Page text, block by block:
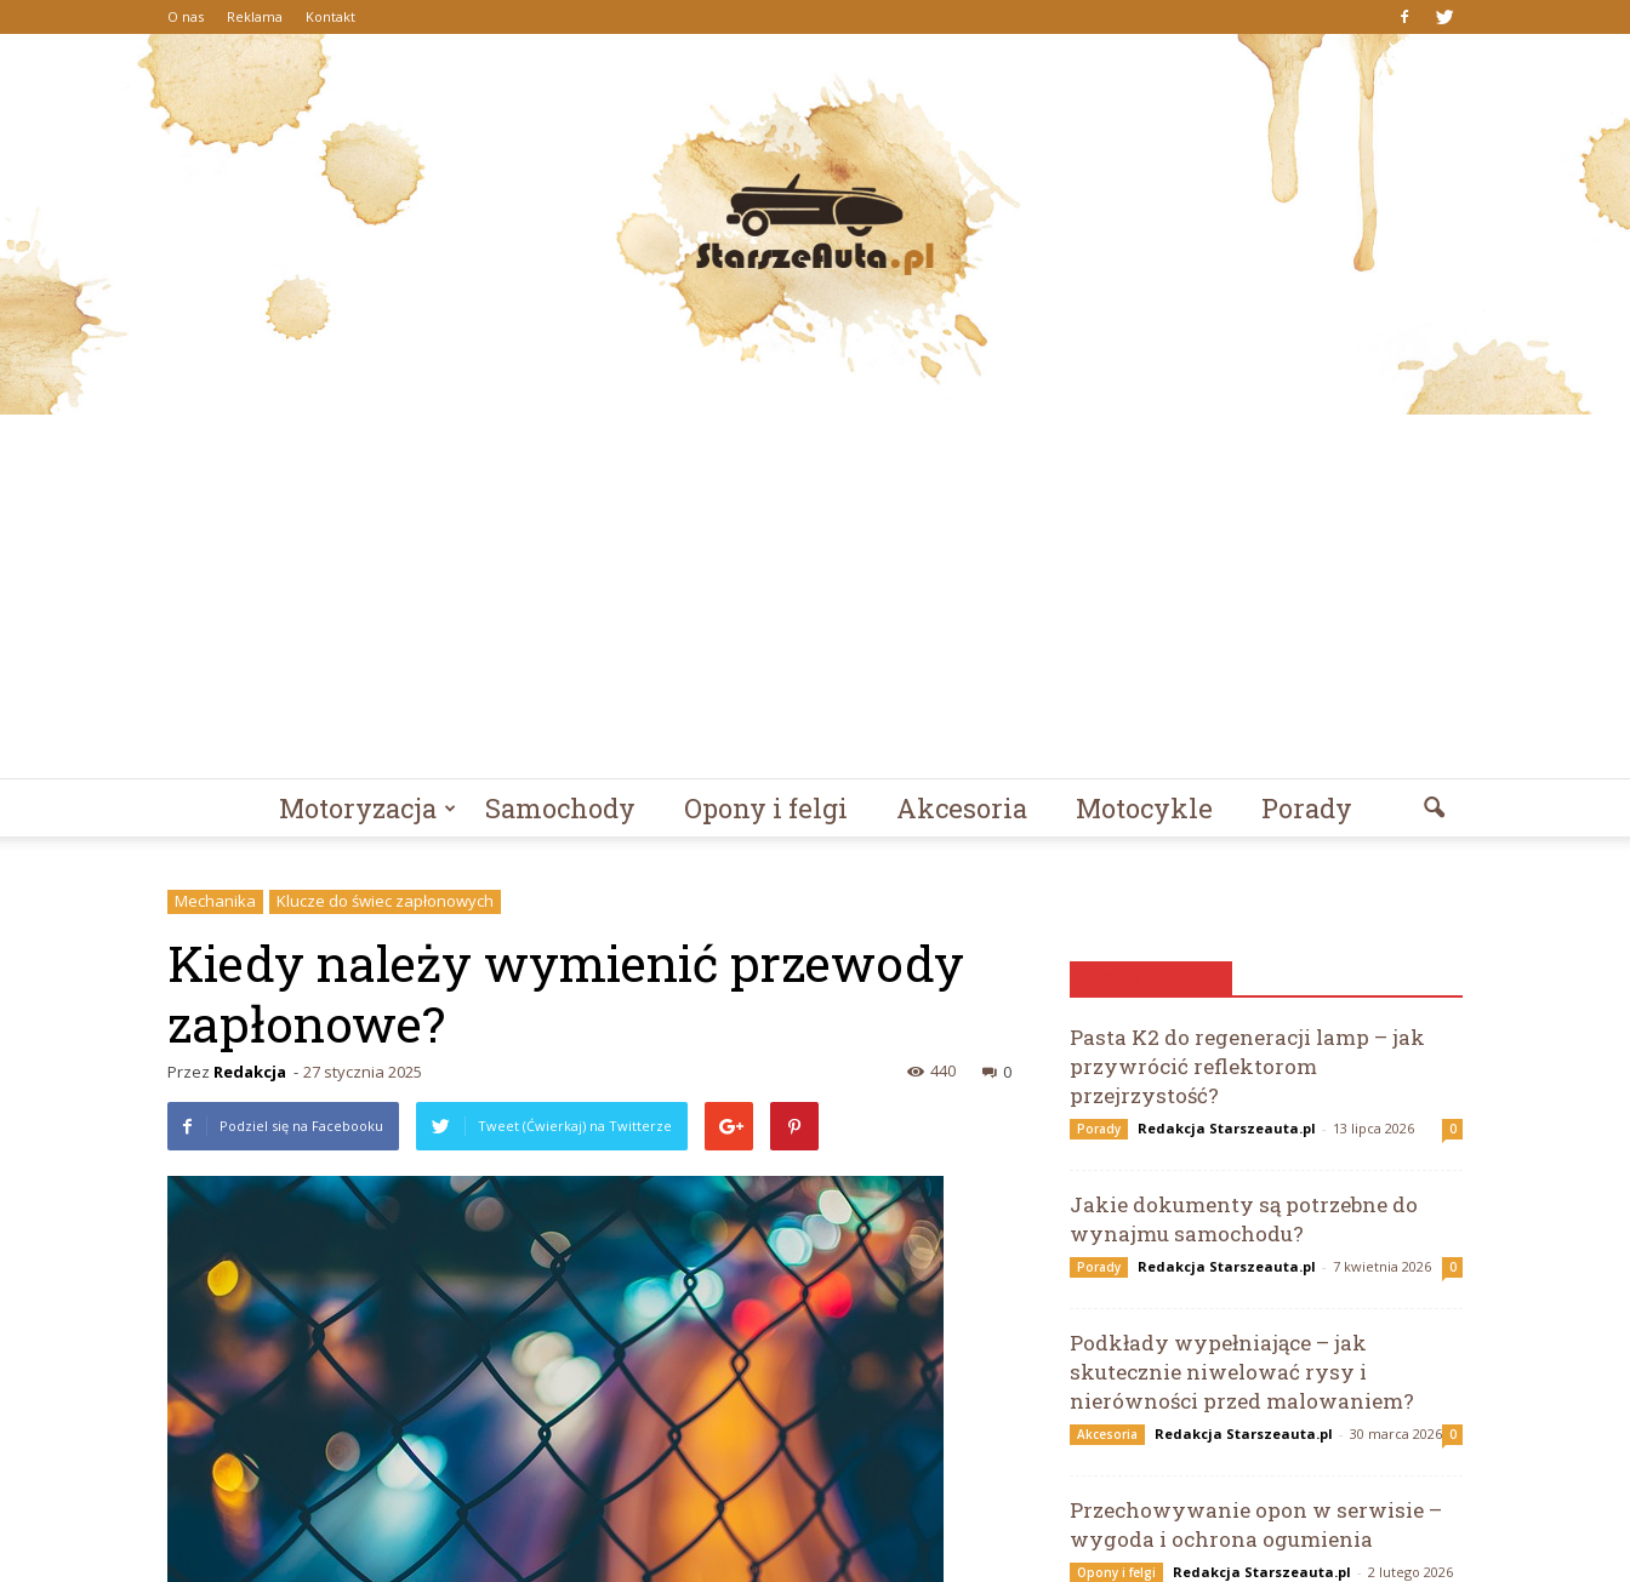
O nas Reklama Kontakt
Motoryzacja Samochody Opony i felgi Akcesoria Motocykle Porady
Mechanika Klucze do świec zapłonowych
Kiedy należy wymienić przewody
zapłonowe?
Przez Redakcja - 27 stycznia 2025 0
440
Podziel się na Facebooku Tweet (Ćwierkaj) na Twitterze
Pasta K2 do regeneracji lamp – jak
przywrócić reflektorom
przejrzystość?
Porady Redakcja Starszeauta.pl - 13 lipca 2026 0
Jakie dokumenty są potrzebne do
wynajmu samochodu?
Porady Redakcja Starszeauta.pl - 7 kwietnia 2026 0
Podkłady wypełniające – jak
skutecznie niwelować rysy i
nierówności przed malowaniem?
Akcesoria Redakcja Starszeauta.pl - 30 marca 2026 0
Przechowywanie opon w serwisie –
wygoda i ochrona ogumienia
Opony i felgi Redakcja Starszeauta.pl - 2 lutego 2026